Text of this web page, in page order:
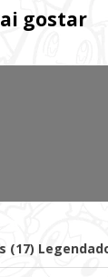
gostar
(17)